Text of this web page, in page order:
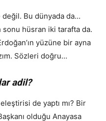
değil. Bu dünyada da…
hüsran iki tarafta da.
yüzüne bir ayna
Sözleri doğru…
adil?
de yaptı mı? Bir
olduğu Anayasa